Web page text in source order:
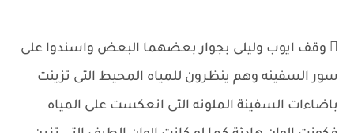
 وقف ايوب وليلى بجوار بعضهما البعض واسندوا على
سور السفينه وهم ينظرون للمياه المحيط التى تزينت
باضاءات السفينة الملونه التى انعكست على المياه